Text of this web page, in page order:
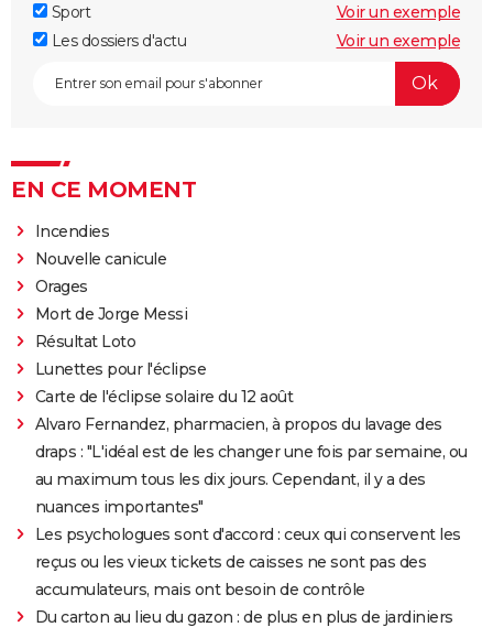
Sport
Voir un exemple
Les dossiers d'actu
Voir un exemple
EN CE MOMENT
Incendies
Nouvelle canicule
Orages
Mort de Jorge Messi
Résultat Loto
Lunettes pour l'éclipse
Carte de l'éclipse solaire du 12 août
Alvaro Fernandez, pharmacien, à propos du lavage des
draps : "L'idéal est de les changer une fois par semaine, ou
au maximum tous les dix jours. Cependant, il y a des
nuances importantes"
Les psychologues sont d'accord : ceux qui conservent les
reçus ou les vieux tickets de caisses ne sont pas des
accumulateurs, mais ont besoin de contrôle
Du carton au lieu du gazon : de plus en plus de jardiniers